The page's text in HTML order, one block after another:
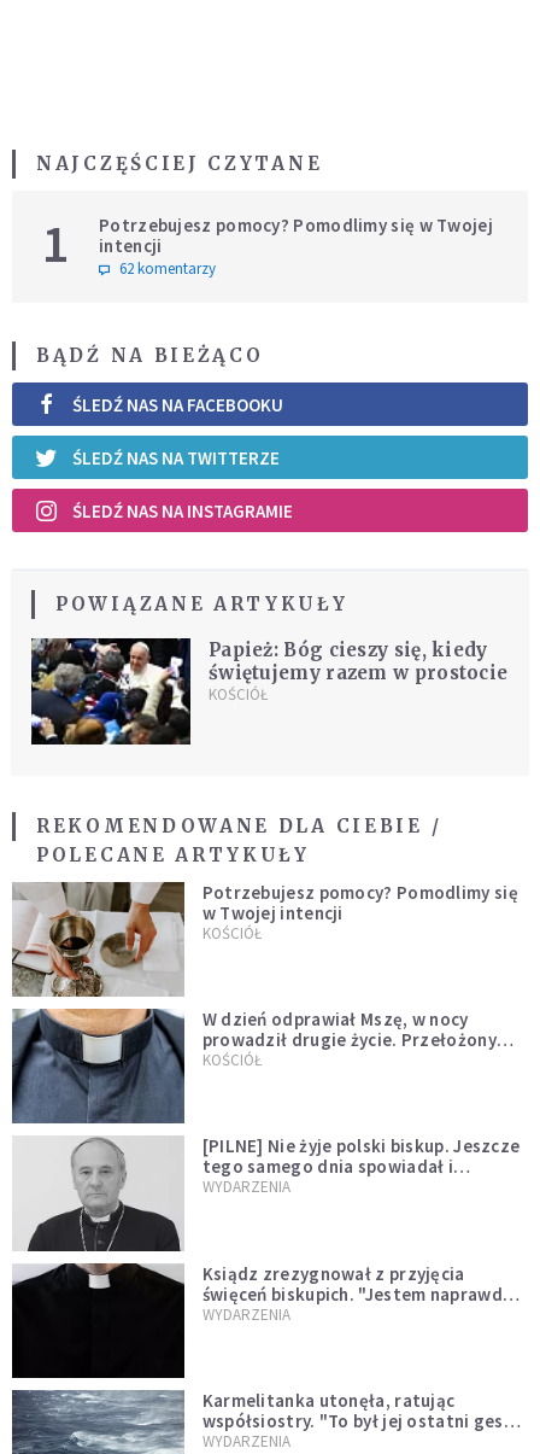
NAJCZĘŚCIEJ CZYTANE
1
Potrzebujesz pomocy? Pomodlimy się w Twojej
intencji
62 komentarzy
BĄDŹ NA BIEŻĄCO
ŚLEDŹ NAS NA FACEBOOKU
ŚLEDŹ NAS NA TWITTERZE
ŚLEDŹ NAS NA INSTAGRAMIE
POWIĄZANE ARTYKUŁY
Papież: Bóg cieszy się, kiedy
świętujemy razem w prostocie
KOŚCIÓŁ
REKOMENDOWANE DLA CIEBIE /
POLECANE ARTYKUŁY
Potrzebujesz pomocy? Pomodlimy się
w Twojej intencji
KOŚCIÓŁ
W dzień odprawiał Mszę, w nocy
prowadził drugie życie. Przełożony
kazał mu opuścić zakon
KOŚCIÓŁ
[PILNE] Nie żyje polski biskup. Jeszcze
tego samego dnia spowiadał i
sprawował Mszę świętą
WYDARZENIA
Ksiądz zrezygnował z przyjęcia
święceń biskupich. "Jestem naprawdę
niegodny"
WYDARZENIA
Karmelitanka utonęła, ratując
współsiostry. "To był jej ostatni gest
miłości"
WYDARZENIA